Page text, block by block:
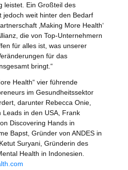
leistet. Ein Großteil des
jedoch weit hinter den Bedarf
‚Making More Health‘
die von Top-Unternehmern
für alles ist, was unserer
für das
bringt.“
Health“ vier führende
im Gesundheitssektor
darunter Rebecca Onie,
in den USA, Frank
Discovering Hands in
Bapst, Gründer von ANDES in
Suryani, Gründerin des
Health in Indonesien.